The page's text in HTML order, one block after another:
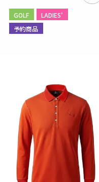
GOLF
LADIES'
予約商品